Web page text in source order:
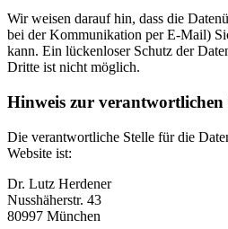
Wir weisen darauf hin, dass die
bei der Kommunikation per E-Mail)
kann. Ein lückenloser Schutz der
Dritte ist nicht möglich.
Hinweis zur verantwortlichen
Die verantwortliche Stelle für die
Website ist:
Dr. Lutz Herdener
Nusshäherstr. 43
80997 München